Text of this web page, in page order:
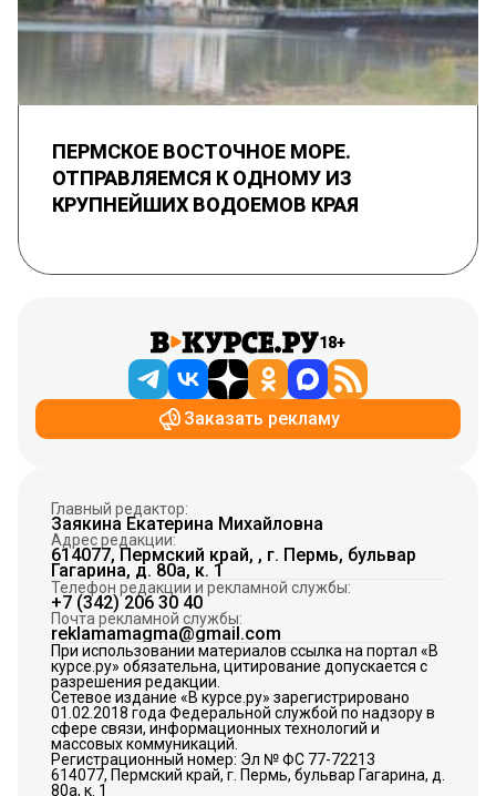
ПЕРМСКОЕ ВОСТОЧНОЕ МОРЕ.
ОТПРАВЛЯЕМСЯ К ОДНОМУ ИЗ
КРУПНЕЙШИХ ВОДОЕМОВ КРАЯ
18+
Заказать рекламу
Главный редактор:
Заякина Екатерина Михайловна
Адрес редакции:
614077, Пермский край, , г. Пермь, бульвар
Гагарина, д. 80а, к. 1
Телефон редакции и рекламной службы:
+7 (342) 206 30 40
Почта рекламной службы:
reklamamagma@gmail.com
При использовании материалов ссылка на портал «В
курсе.ру» обязательна, цитирование допускается с
разрешения редакции.
Сетевое издание «В курсе.ру» зарегистрировано
01.02.2018 года Федеральной службой по надзору в
сфере связи, информационных технологий и
массовых коммуникаций.
Регистрационный номер: Эл № ФС 77-72213
614077, Пермский край, г. Пермь, бульвар Гагарина, д.
80а, к. 1